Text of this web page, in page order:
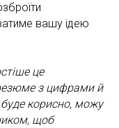
вашу ідею
це
з цифрами й
корисно, можу
щоб